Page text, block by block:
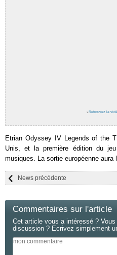
› Retrouvez la
Etrian Odyssey IV Legends of the
Unis, et la première édition du
musiques. La sortie européenne aura
News précédente
Commentaires sur l'article
Cet article vous a intéressé ?
discussion ? Ecrivez simplement